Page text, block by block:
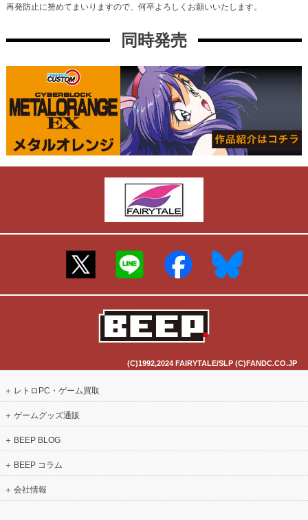
再発防止に努めてまいりますので、何卒よろしくお願いいたします。
同時発売
(C)1992,2024 FAIRYTALE/SLP (C)FANDC.CO.JP
レトロPC・ゲーム買取
ゲームグッズ通販
BEEP BLOG
BEEP コラム
会社情報